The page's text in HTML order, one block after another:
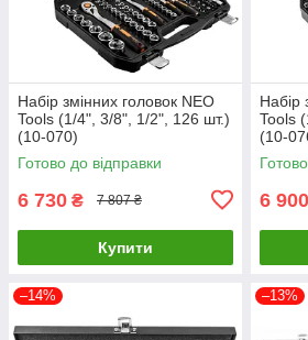
Набір змінних головок NEO
Tools (1/4", 3/8", 1/2", 126 шт.)
(10-070)
Готово до відправки
6 730 ₴ 7 807 ₴
Купити
Набір
Tools
(10-
6 900
–14% –13%